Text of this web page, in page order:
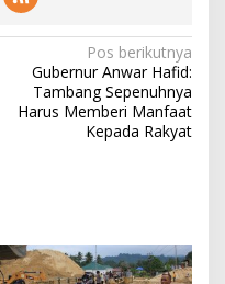
Pos berikutnya
Gubernur Anwar Hafid:
Tambang Sepenuhnya
Harus Memberi Manfaat
Kepada Rakyat